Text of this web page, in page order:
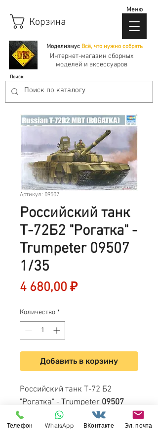
Моделизмус Всё, что нужно собрать
Корзина
Интернет-магазин сборных
моделей и аксессуаров
Поиск:
Меню
Артикул: 09507
Российский танк
Т-72Б2 "Рогатка" -
Trumpeter 09507
1/35
4 680,00 ₽Цена
Количество *
Добавить в корзину
Российский танк Т-72 Б2
"Рогатка" - Trumpeter 09507
1/35
Телефон WhatsApp ВКонтакте Эл. почта